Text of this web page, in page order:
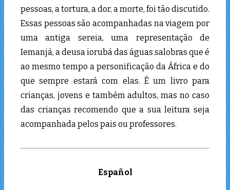
pessoas, a tortura, a dor, a morte, foi tão discutido.
Essas pessoas são acompanhadas na viagem por
uma antiga sereia, uma representação de
Iemanjá, a deusa iorubá das águas salobras que é
ao mesmo tempo a personificação da África e do
que sempre estará com elas. É um livro para
crianças, jovens e também adultos, mas no caso
das crianças recomendo que a sua leitura seja
acompanhada pelos pais ou professores.
Español